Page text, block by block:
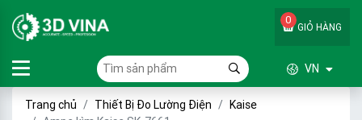
GIỎ HÀNG
0
VN
Trang chủ Thiết Bị Đo Lường Điện
Kaise